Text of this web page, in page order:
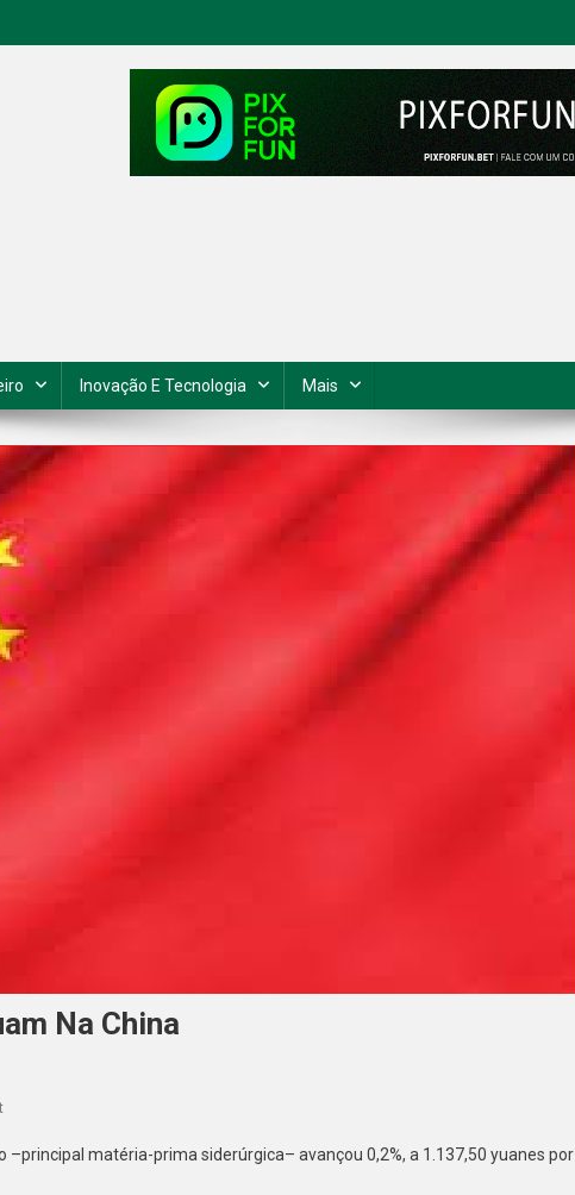
Inovação E Tecnologia Mais
Na China
On
Futuros
–principal matéria-prima siderúrgica– avançou 0,2%, a 1.137,50 yuanes por